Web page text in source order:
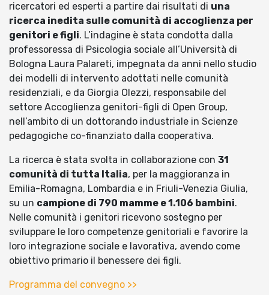
ricercatori ed esperti a partire dai risultati di una
ricerca inedita sulle comunità di accoglienza per
genitori e figli. L’indagine è stata condotta dalla
professoressa di Psicologia sociale all’Università di
Bologna Laura Palareti, impegnata da anni nello studio
dei modelli di intervento adottati nelle comunità
residenziali, e da Giorgia Olezzi, responsabile del
settore Accoglienza genitori-figli di Open Group,
nell’ambito di un dottorando industriale in Scienze
pedagogiche co-finanziato dalla cooperativa.
La ricerca è stata svolta in collaborazione con 31
comunità di tutta Italia, per la maggioranza in
Emilia-Romagna, Lombardia e in Friuli-Venezia Giulia,
su un campione di 790 mamme e 1.106 bambini.
Nelle comunità i genitori ricevono sostegno per
sviluppare le loro competenze genitoriali e favorire la
loro integrazione sociale e lavorativa, avendo come
obiettivo primario il benessere dei figli.
Programma del convegno >>